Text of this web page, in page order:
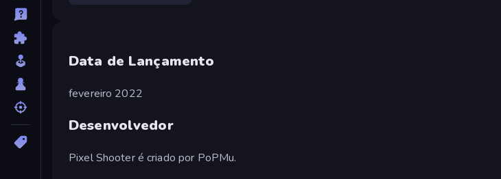
Data de Lançamento
fevereiro 2022
Desenvolvedor
Pixel Shooter é criado por PoPMu.